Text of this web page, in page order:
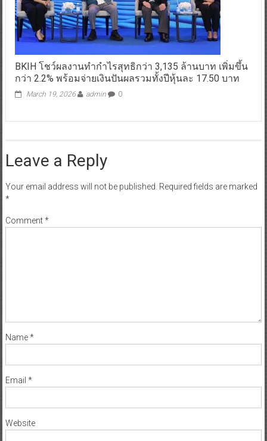
BKIH โชว์ผลงานทำกำไรสุทธิกว่า 3,135 ล้านบาท เพิ่มขึ้น
กว่า 2.2% พร้อมจ่ายเงินปันผลรวมทั้งปีหุ้นละ 17.50 บาท
March 19, 2026 admin 0
Leave a Reply
Your email address will not be published. Required fields are marked
*
Comment*
Name*
Email *
Website